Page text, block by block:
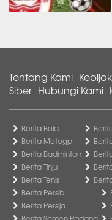
Tentang Kami
Siber Hubungi Kami
Berita Bola
Berita Motogp
Berita Badminton
Berita Tinju
Berita Tenis
Berita Persib
Berita Persija